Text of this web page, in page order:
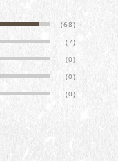
(68)
(7)
(0)
(0)
(0)